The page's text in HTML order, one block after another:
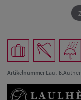
ArtikelnummerLaul-